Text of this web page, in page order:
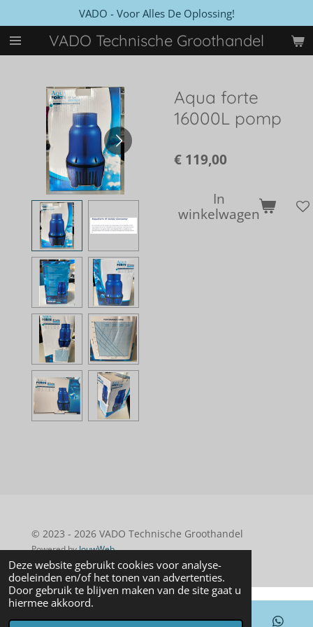
Deze website gebruikt cookies voor analyse-
doeleinden en/of het tonen van advertenties.
Door gebruik te blijven maken van de site gaat u
hiermee akkoord.
direct
naar
VADO Technische Groothandel
VADO - Voor Alles De Oplossing!
Aqua forte
16000L pomp
€ 119,00
In
winkelwagen
© 2023 - 2026 VADO Technische Groothandel
Powered byJouwWeb